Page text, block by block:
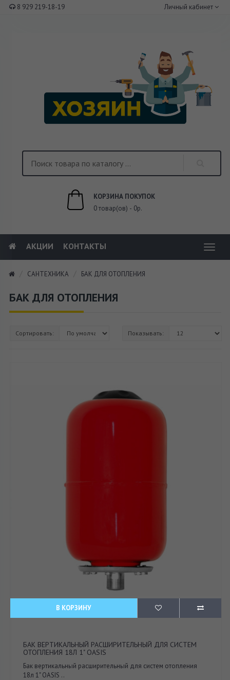
8 929 219-18-19 Личный кабинет
КОРЗИНА ПОКУПОК
0 товар(ов) - 0р.
АКЦИИ КОНТАКТЫ
САНТЕХНИКА БАК ДЛЯ ОТОПЛЕНИЯ
БАК ДЛЯ ОТОПЛЕНИЯ
Сортировать: Показывать:
В КОРЗИНУ
БАК ВЕРТИКАЛЬНЫЙ РАСШИРИТЕЛЬНЫЙ ДЛЯ СИСТЕМ
ОТОПЛЕНИЯ 18Л 1" OASIS
Бак вертикальный расширительный для систем отопления
18л 1" OASIS ..